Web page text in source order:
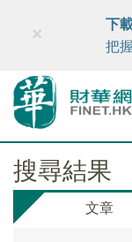
財華智庫網
×
下
把
搜尋結果
文章